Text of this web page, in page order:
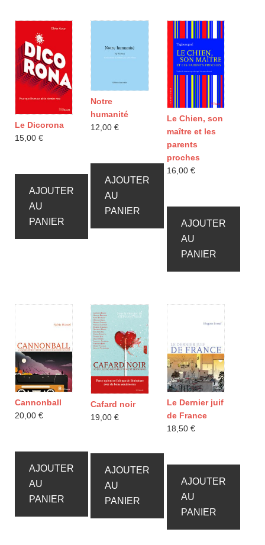
Le Dicorona
15,00 €
AJOUTER
AU
PANIER
Notre
humanité
12,00€
AJOUTER
AU
PANIER
Le Chien, son
maître et les
parents
proches
16,00 €
AJOUTER
AU
PANIER
Cannonball
20,00 €
AJOUTER
AU
PANIER
Cafard noir
19,00€
AJOUTER
AU
PANIER
Le Dernier juif
de France
18,50 €
AJOUTER
AU
PANIER